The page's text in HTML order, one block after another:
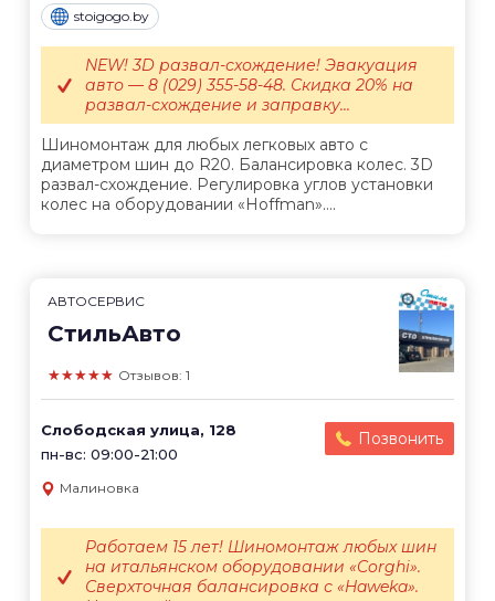
stoigogo.by
Шиномонтаж для любых легковых авто с
диаметром шин до R20. Балансировка колес. 3D
развал-схождение. Регулировка углов установки
колес на оборудовании «Hoffman»....
NEW! 3D развал-схождение! Эвакуация
авто — 8 (029) 355-58-48. Скидка 20% на
развал-схождение и заправку...
АВТОСЕРВИС
СтильАвто
★★★★★ Отзывов: 1
Слободская улица, 128
пн-вс: 09:00-21:00
Позвонить
Малиновка
Работаем 15 лет! Шиномонтаж любых шин
на итальянском оборудовании «Corghi».
Сверхточная балансировка с «Haweka».